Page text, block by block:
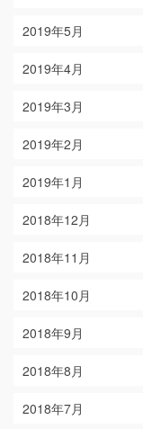
2019年5月
2019年4月
2019年3月
2019年2月
2019年1月
2018年12月
2018年11月
2018年10月
2018年9月
2018年8月
2018年7月